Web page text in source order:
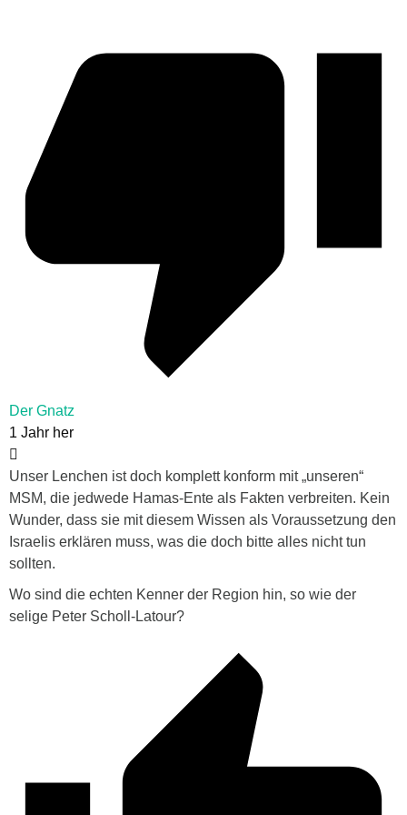
Der Gnatz
1 Jahr her
Unser Lenchen ist doch komplett konform mit „unseren“
MSM, die jedwede Hamas-Ente als Fakten verbreiten. Kein
Wunder, dass sie mit diesem Wissen als Voraussetzung den
Israelis erklären muss, was die doch bitte alles nicht tun
sollten.
Wo sind die echten Kenner der Region hin, so wie der
selige Peter Scholl-Latour?